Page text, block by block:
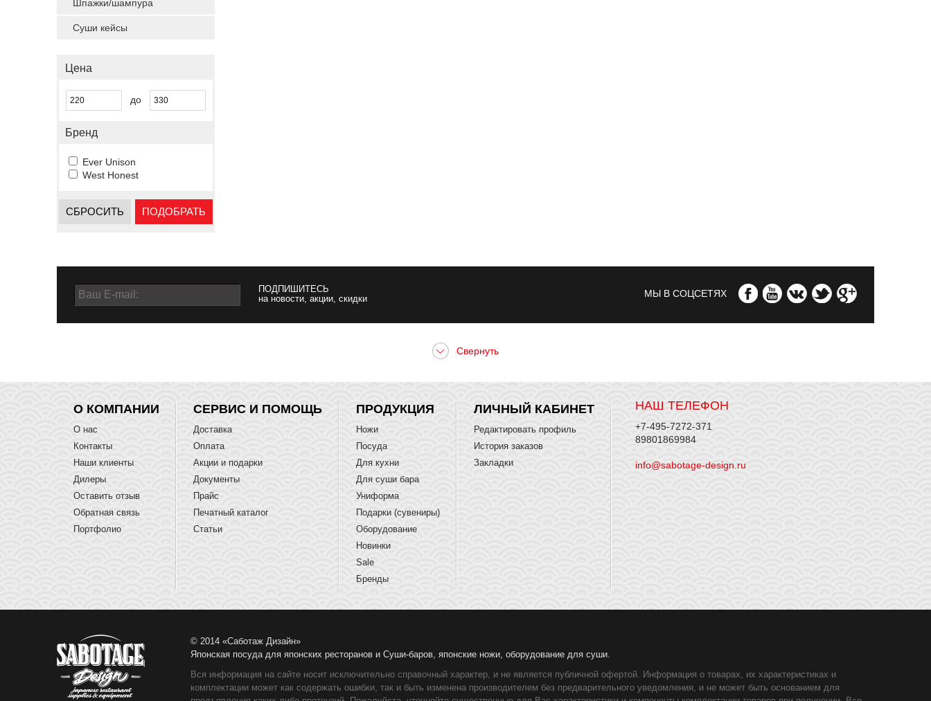
Шпажки/шампура
Суши кейсы
Цена
до
Бренд
Ever Unison
West Honest
СБРОСИТЬ ПОДОБРАТЬ
ПОДПИШИТЕСЬ
на новости, акции, скидки
МЫ В СОЦСЕТЯХ
НАШ ТЕЛЕФОН
+7-495-7272-371
89801869984
info@sabotage-design.ru
О КОМПАНИИ
О нас
Контакты
Наши клиенты
Дилеры
Оставить отзыв
Обратная связь
Портфолио
СЕРВИС И ПОМОЩЬ
Доставка
Оплата
Акции и подарки
Документы
Прайс
Печатный каталог
Статьи
ПРОДУКЦИЯ
Ножи
Посуда
Для кухни
Для суши бара
Униформа
Подарки (сувениры)
Оборудование
Новинки
Sale
Бренды
ЛИЧНЫЙ КАБИНЕТ
Редактировать профиль
История заказов
Закладки
© 2014 «Саботаж Дизайн»
Японская посуда для японских ресторанов и Суши-баров, японские ножи, оборудование для суши.
Вся информация на сайте носит исключительно справочный характер, и не является публичной офертой. Информация о товарах, их характеристиках и
комплектации может как содержать ошибки, так и быть изменена производителем без предварительного уведомления, и не может быть основанием для